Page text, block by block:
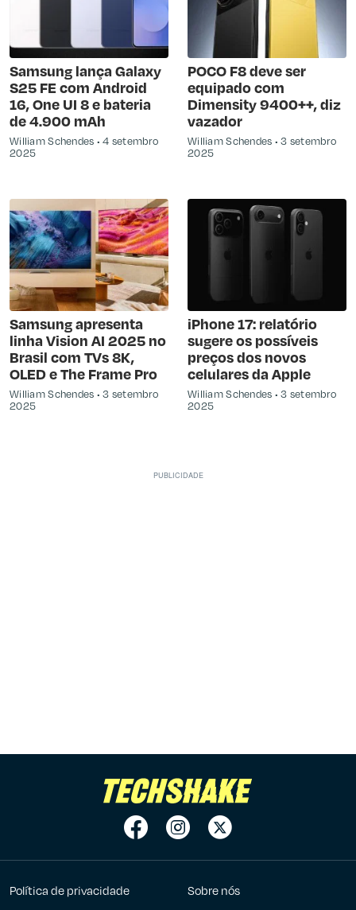
Samsung lança Galaxy
S25 FE com Android
16, One UI 8 e bateria
de 4.900 mAh
William Schendes
4 setembro
2025
POCO F8 deve ser
equipado com
Dimensity 9400++, diz
vazador
William Schendes
3 setembro
2025
Samsung apresenta
linha Vision AI 2025 no
Brasil com TVs 8K,
OLED e The Frame Pro
William Schendes
3 setembro
2025
iPhone 17: relatório
sugere os possíveis
preços dos novos
celulares da Apple
William Schendes
3 setembro
2025
Política de privacidade
Sobre nós